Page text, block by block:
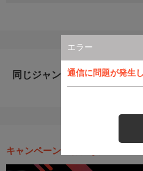
エラー
通信に問題が発生
同じジャンルのおすすめ番組
キャンペーン・お得な情報